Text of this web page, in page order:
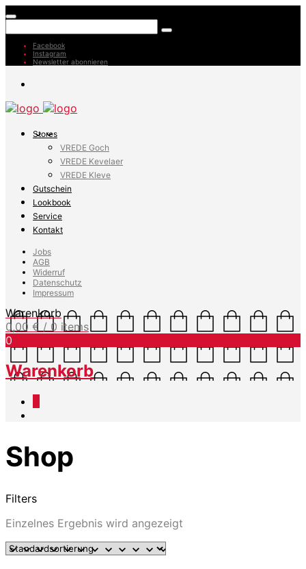
Facebook
Instagram
Newsletter abonnieren
Stores
VREDE Goch
VREDE Kevelaer
VREDE Kleve
Gutschein
Lookbook
Service
Kontakt
Jobs
AGB
Widerruf
Datenschutz
Impressum
Warenkorb
0,00 € / 0 items
0
Warenkorb
Shop
Filters
Einzelnes Ergebnis wird angezeigt